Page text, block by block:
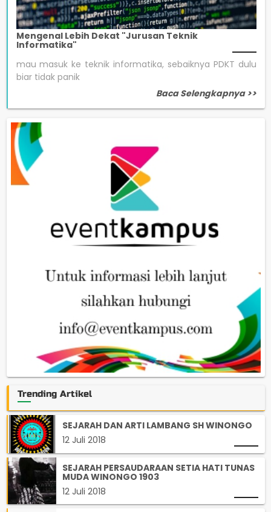
Mengenal Lebih Dekat "Jurusan Teknik
Informatika"
mau masuk ke teknik informatika, sebaiknya PDKT dulu
biar tidak panik
Baca Selengkapnya >>
Trending Artikel
SEJARAH DAN ARTI LAMBANG SH WINONGO
12 Juli 2018
SEJARAH PERSAUDARAAN SETIA HATI TUNAS
MUDA WINONGO 1903
12 Juli 2018